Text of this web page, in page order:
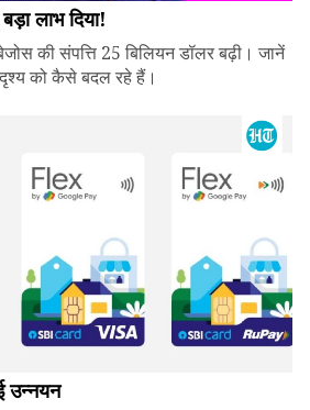
लाभ दिया!
की संपत्ति 25 बिलियन डॉलर बढ़ी। जानें
को कैसे बदल रहे हैं।
उन्नयन